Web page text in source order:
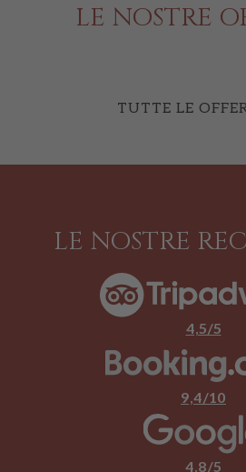
LE NOSTRE
TUTTE LE
LE NOSTRE
4,5/5
9,4/10
4,8/5